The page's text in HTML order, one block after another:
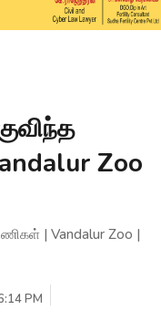
Zoo
| Vandalur Zoo |
PM